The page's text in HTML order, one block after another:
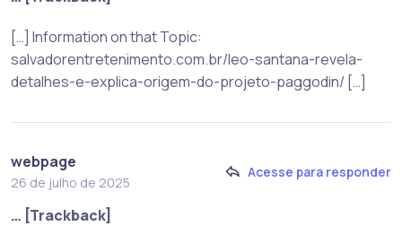
[…] Information on that Topic:
salvadorentretenimento.com.br/leo-santana-revela-
detalhes-e-explica-origem-do-projeto-paggodin/ […]
webpage
26 de julho de 2025
Acesse para responder
… [Trackback]